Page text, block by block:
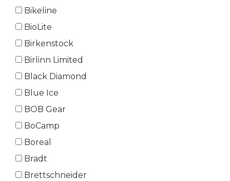
Bikeline
BioLite
Birkenstock
Birlinn Limited
Black Diamond
Blue Ice
BOB Gear
BoCamp
Boreal
Bradt
Brettschneider